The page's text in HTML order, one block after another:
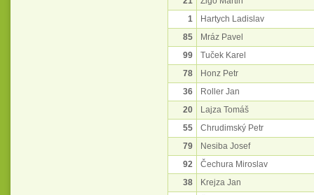
1
Hartych Ladislav
85
Mráz Pavel
99
Tuček Karel
78
Honz Petr
36
Roller Jan
20
Lajza Tomáš
55
Chrudimský Petr
79
Nesiba Josef
92
Čechura Miroslav
38
Krejza Jan